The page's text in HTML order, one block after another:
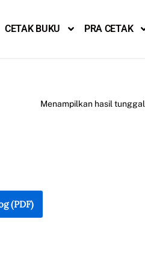
CETAK BUKU PRA CETAK
Menampilkan hasil tunggal
(PDF)